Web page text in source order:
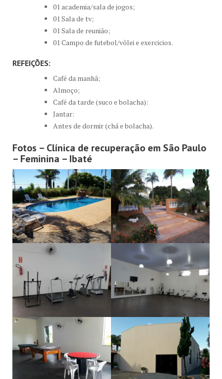
01 academia/sala de jogos;
01 Sala de tv;
01 Sala de reunião;
01 Campo de futebol/vôlei e exercicios.
REFEIÇÕES:
Café da manhã;
Almoço;
Café da tarde (suco e bolacha):
Jantar:
Antes de dormir (chá e bolacha).
Fotos – Clínica de recuperação em São Paulo
– Feminina – Ibaté